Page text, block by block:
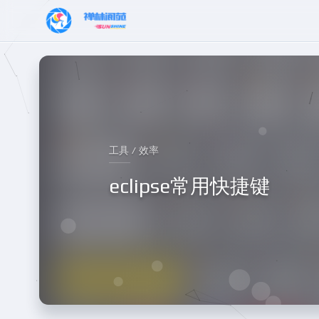
工具 / 效率
eclipse常用快捷键